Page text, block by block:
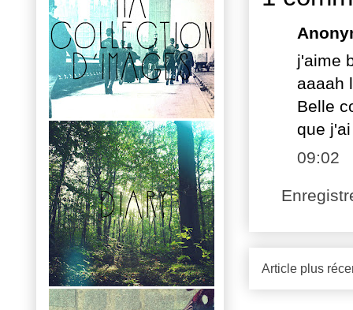
j'aime
aaaah
Belle
que
09:02
Article plus